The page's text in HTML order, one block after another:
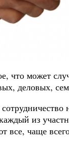
что может
деловых,
из
все, чаще